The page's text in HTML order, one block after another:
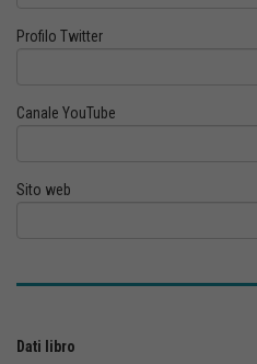
Profilo Twitter
Canale YouTube
Sito web
Dati libro